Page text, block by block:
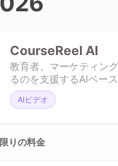
CourseReel AI
教育者、マーケティン
るのを支援するAIベー
AIビデオ
りの料金